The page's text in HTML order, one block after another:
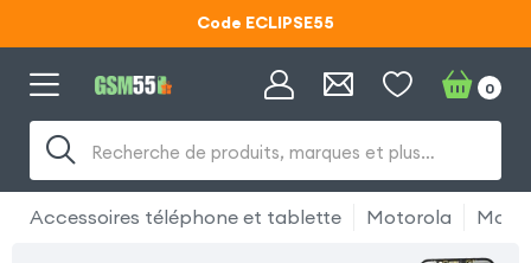
Code ECLIPSE55
Lunettes d'éclipse OFFERTES
Recherche de produits, marques et plus…
0
Accessoires téléphone et tablette Motorola